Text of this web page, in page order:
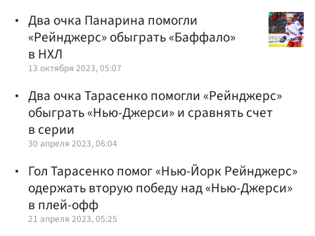
Два очка Панарина помогли
«Рейнджерс» обыграть «Баффало»
в НХЛ
13 октября 2023, 05:07
Два очка Тарасенко помогли «Рейнджерс»
обыграть «Нью-Джерси» и сравнять счет
в серии
30 апреля 2023, 06:04
Гол Тарасенко помог «Нью-Йорк Рейнджерс»
одержать вторую победу над «Нью-Джерси»
в плей-офф
21 апреля 2023, 05:25